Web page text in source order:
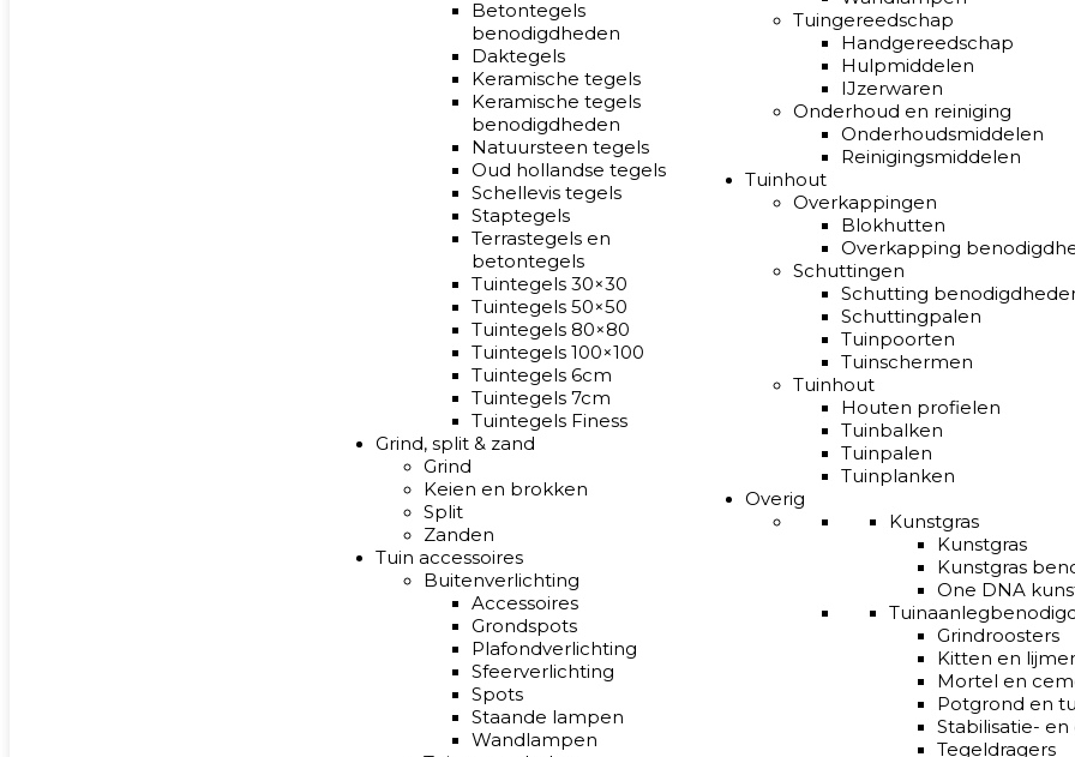
Betontegels
benodigdheden
Daktegels
Keramische tegels
Keramische tegels
benodigdheden
Natuursteen tegels
Oud hollandse tegels
Schellevis tegels
Staptegels
Terrastegels en
betontegels
Tuintegels 30×30
Tuintegels 50×50
Tuintegels 80×80
Tuintegels 100×100
Tuintegels 6cm
Tuintegels 7cm
Tuintegels Finess
Grind, split & zand
Grind
Keien en brokken
Split
Zanden
Tuin accessoires
Buitenverlichting
Accessoires
Grondspots
Plafondverlichting
Sfeerverlichting
Spots
Staande lampen
Wandlampen
Tuingereedschap
Handgereedschap
Hulpmiddelen
IJzerwaren
Onderhoud en reiniging
Onderhoudsmiddelen
Reinigingsmiddelen
Tuinhout
Overkappingen
Blokhutten
Overkapping
Schuttingen
Schutting
Schuttingpalen
Tuinpoorten
Tuinschermen
Tuinhout
Houten profielen
Tuinbalken
Tuinpalen
Tuinplanken
Overig
Kunstgras
Kunstgras
Kunstgras
One DNA
Grindroosters
Kitten en
Mortel en
Potgrond en
Stabilisatie-
Tegeldragers